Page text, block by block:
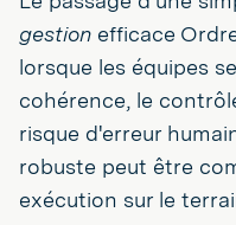
gestion efficace
lorsque les équipes
cohérence, le
risque d'erreur
robuste peut être
exécution sur le